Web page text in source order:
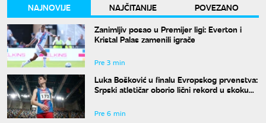
NAJNOVIJE NAJČITANIJE
POVEZANO
Zanimljiv posao u Premijer ligi: Everton i
Kristal Palas zamenili igrače
Pre 3 min
Luka Bošković u finalu Evropskog prvenstva:
Srpski atletičar oborio lični rekord u skoku
Pre 6 min